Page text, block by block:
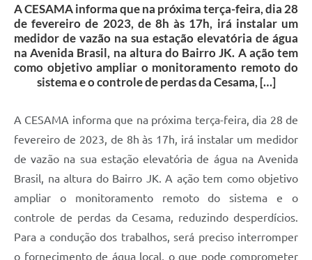
A CESAMA informa que na próxima terça-feira, dia 28
de fevereiro de 2023, de 8h às 17h, irá instalar um
medidor de vazão na sua estação elevatória de água
na Avenida Brasil, na altura do Bairro JK. A ação tem
como objetivo ampliar o monitoramento remoto do
sistema e o controle de perdas da Cesama, […]
A CESAMA informa que na próxima terça-feira, dia 28 de
fevereiro de 2023, de 8h às 17h, irá instalar um medidor
de vazão na sua estação elevatória de água na Avenida
Brasil, na altura do Bairro JK. A ação tem como objetivo
ampliar o monitoramento remoto do sistema e o
controle de perdas da Cesama, reduzindo desperdícios.
Para a condução dos trabalhos, será preciso interromper
o fornecimento de água local, o que pode comprometer